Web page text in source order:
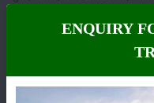
नुनहेम्स कंपनी की
दो नालियों के बीच में 2.5
दूसरे बेल के नीचे की दूरी 60 सेमी
ENQUIRY